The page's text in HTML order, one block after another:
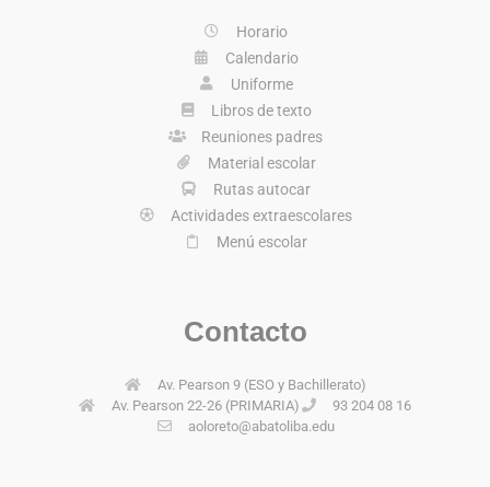
Horario
Calendario
Uniforme
Libros de texto
Reuniones padres
Material escolar
Rutas autocar
Actividades extraescolares
Menú escolar
Contacto
Av. Pearson 9 (ESO y Bachillerato)
Av. Pearson 22-26 (PRIMARIA)
93 204 08 16
aoloreto@abatoliba.edu